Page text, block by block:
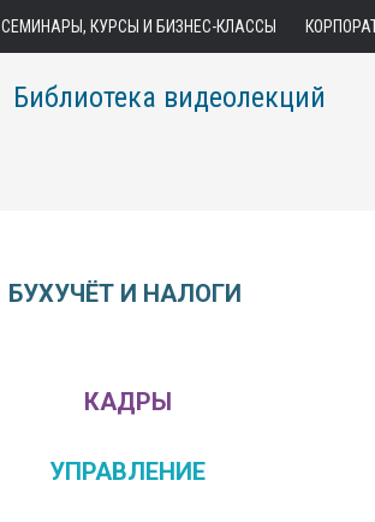
СЕМИНАРЫ, КУРСЫ И БИЗНЕС-КЛАССЫ
Библиотека видеолекций
БУХУЧЁТ И НАЛОГИ
КАДРЫ
УПРАВЛЕНИЕ